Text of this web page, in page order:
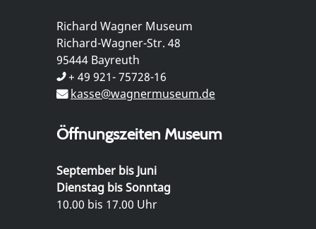
Richard Wagner Museum
Richard-Wagner-Str. 48
95444 Bayreuth
+ 49 921- 75728-16
kasse@wagnermuseum.de
Öffnungszeiten Museum
September bis Juni
Dienstag bis Sonntag
10.00 bis 17.00 Uhr